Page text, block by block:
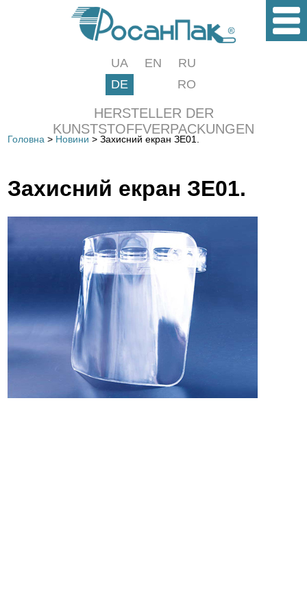
UA EN
RU
DE
RO
HERSTELLER DER
KUNSTSTOFFVERPACKUNGEN
Головна > Новини > Захисний екран ЗЕ01.
Захисний екран ЗЕ01.